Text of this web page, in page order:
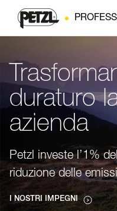
duraturo
azienda
Petzl investe l’1%
riduzione delle
I NOSTRI IMPEGNI